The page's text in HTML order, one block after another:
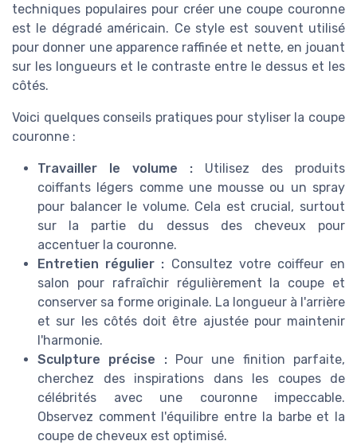
techniques populaires pour créer une coupe couronne
est le dégradé américain. Ce style est souvent utilisé
pour donner une apparence raffinée et nette, en jouant
sur les longueurs et le contraste entre le dessus et les
côtés.
Voici quelques conseils pratiques pour styliser la coupe
couronne :
Travailler le volume : Utilisez des produits
coiffants légers comme une mousse ou un spray
pour balancer le volume. Cela est crucial, surtout
sur la partie du dessus des cheveux pour
accentuer la couronne.
Entretien régulier : Consultez votre coiffeur en
salon pour rafraîchir régulièrement la coupe et
conserver sa forme originale. La longueur à l'arrière
et sur les côtés doit être ajustée pour maintenir
l'harmonie.
Sculpture précise :Pour une finition parfaite,
cherchez des inspirations dans les coupes de
célébrités avec une couronne impeccable.
Observez comment l'équilibre entre la barbe et la
coupe de cheveux est optimisé.